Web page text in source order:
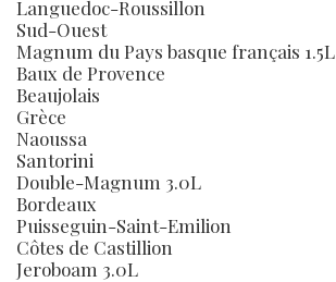
Languedoc-Roussillon
Sud-Ouest
Magnum du Pays basque français 1.5L
Baux de Provence
Beaujolais
Grèce
Naoussa
Santorini
Double-Magnum 3.0L
Bordeaux
Puisseguin-Saint-Emilion
Côtes de Castillion
Jeroboam 3.0L